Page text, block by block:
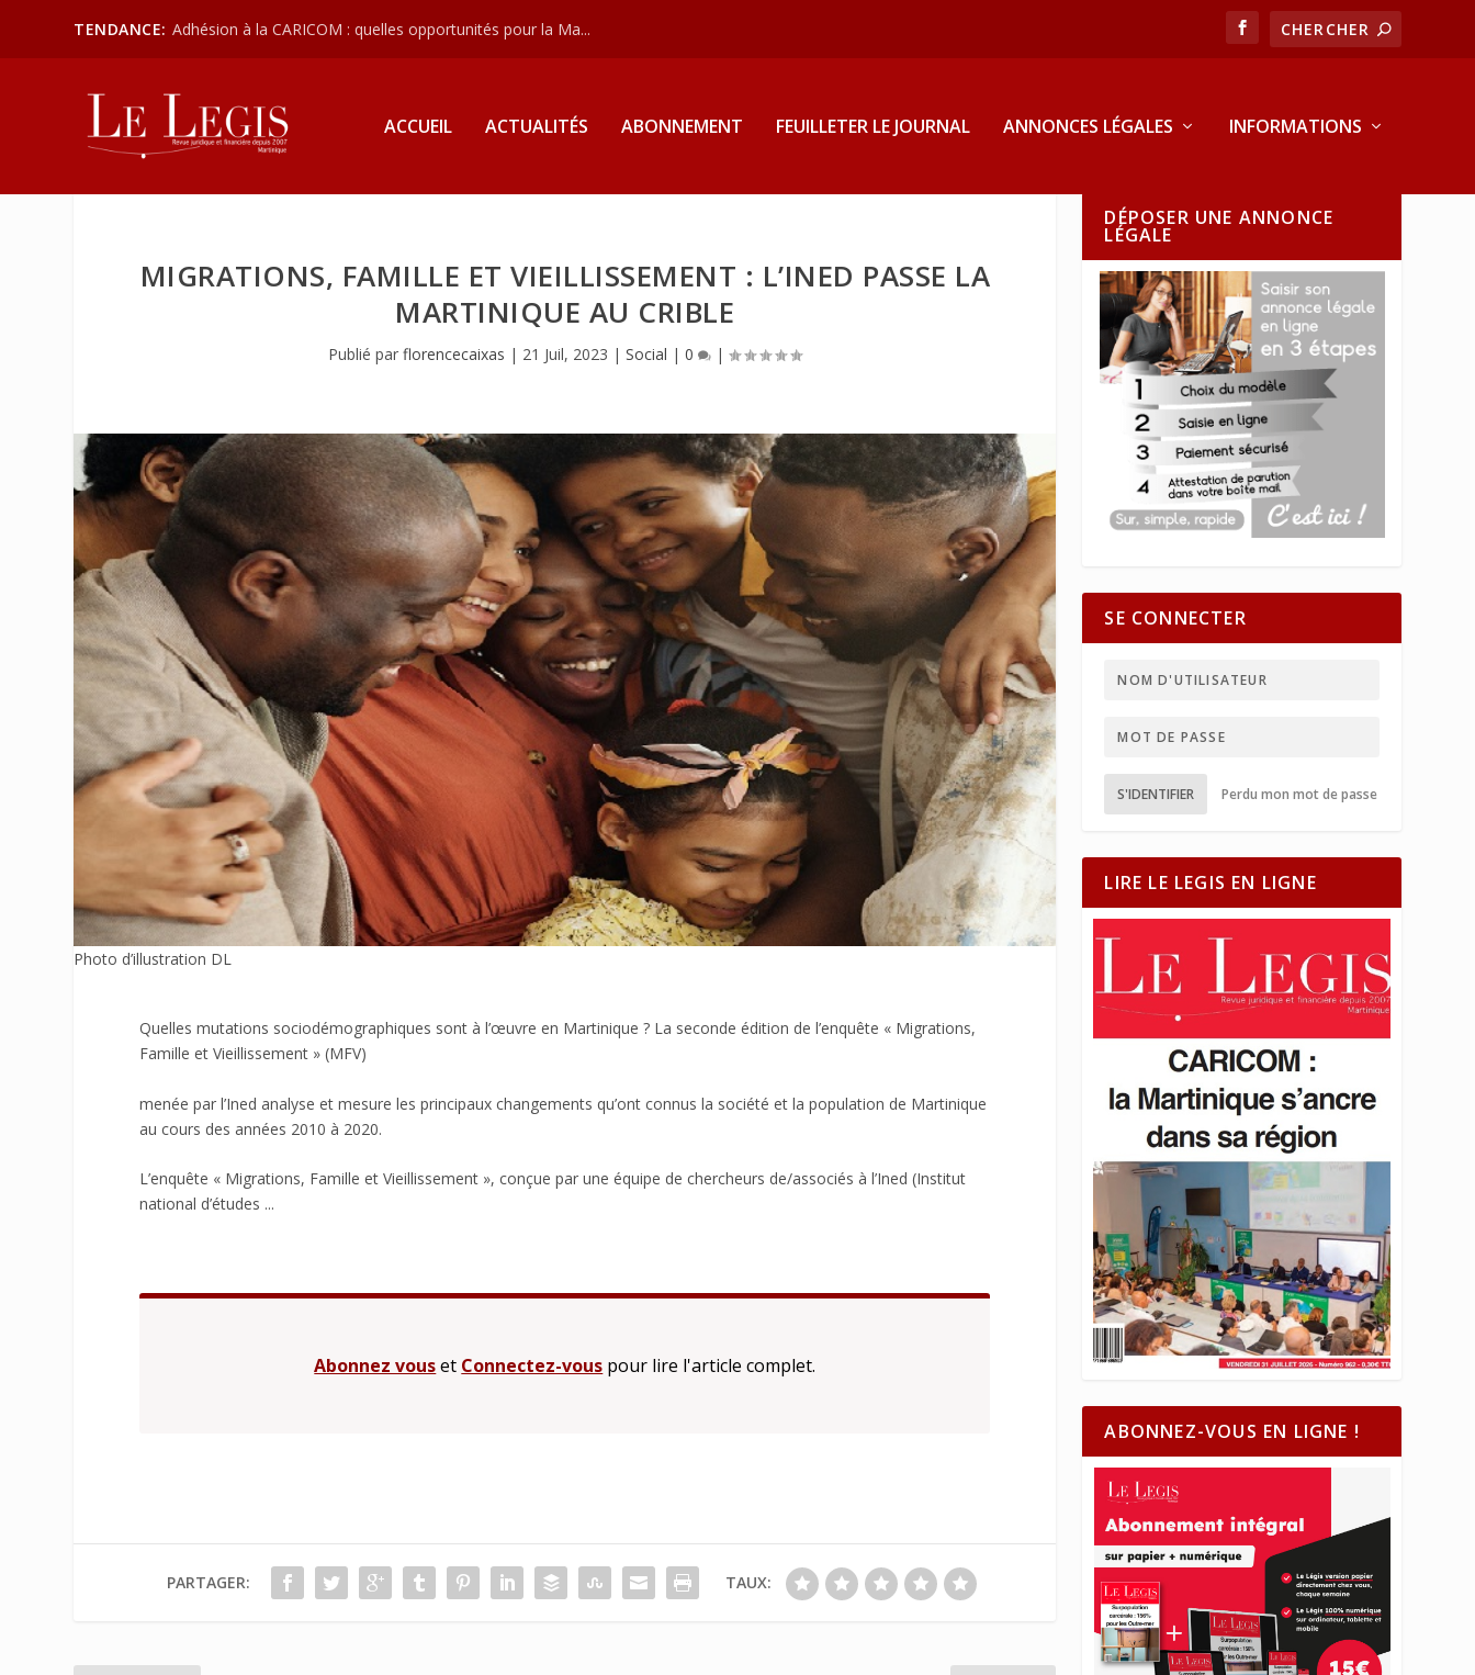
TENDANCE: Adhésion à la CARICOM : quelles opportunités pour la Ma...
ACCUEIL ACTUALITÉS ABONNEMENT FEUILLETER LE JOURNAL ANNONCES LÉGALES INFORMATIONS
MIGRATIONS, FAMILLE ET VIEILLISSEMENT : L’INED PASSE LA
MARTINIQUE AU CRIBLE
Publié parflorencecaixas | 21 Juil, 2023 |Social |0 |
Photo d’illustration DL
Quelles mutations sociodémographiques sont à l’œuvre en Martinique ? La seconde édition de l’enquête « Migrations,
Famille et Vieillissement » (MFV)
menée par l’Ined analyse et mesure les principaux changements qu’ont connus la société et la population de Martinique
au cours des années 2010 à 2020.
L’enquête « Migrations, Famille et Vieillissement », conçue par une équipe de chercheurs de/associés à l’Ined (Institut
national d’études ...
Abonnez vouset Connectez-vous pour lire l'article complet.
PARTAGER: TAUX:
DÉPOSER UNE ANNONCE
LÉGALE
SE CONNECTER
S'IDENTIFIER Perdu mon mot de passe
LIRE LE LEGIS EN LIGNE
ABONNEZ-VOUS EN LIGNE !